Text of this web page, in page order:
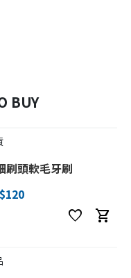
BUY
刷頭軟毛牙刷
favorite shopping_cart